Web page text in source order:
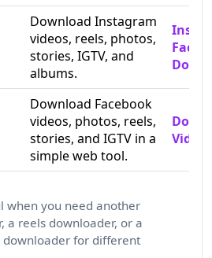
Download Instagram
videos, reels, photos,
stories, IGTV, and
albums.
Download Facebook
videos, photos, reels,
stories, and IGTV in a
simple web tool.
when you need another
a reels downloader, or a
for different